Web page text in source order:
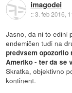
imagodei
::3. feb 2016,
Jasno, da ni to edini
endemičen tudi na
predvsem opozorilo
Ameriko - ter da se
Skratka, objektivno
kontinent.